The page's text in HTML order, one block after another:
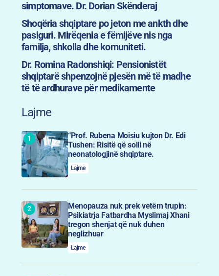
simptomave. Dr. Dorian Skënderaj
Shoqëria shqiptare po jeton me ankth dhe
pasiguri. Mirëqenia e fëmijëve nis nga
familja, shkolla dhe komuniteti.
Dr. Romina Radonshiqi: Pensionistët
shqiptarë shpenzojnë pjesën më të madhe
të të ardhurave për medikamente
Lajme
“Prof. Rubena Moisiu kujton Dr. Edi
Tushen: Risitë që solli në
neonatologjinë shqiptare.
Lajme
Menopauza nuk prek vetëm trupin:
Psikiatrja Fatbardha Myslimaj Xhani
tregon shenjat që nuk duhen
neglizhuar
Lajme